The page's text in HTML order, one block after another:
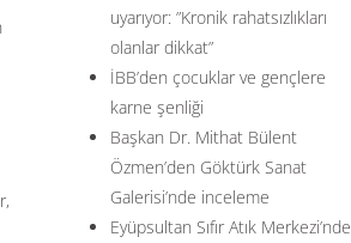
uyarıyor: ”Kronik rahatsızlıkları
olanlar dikkat”
İBB’den çocuklar ve gençlere
karne şenliği
Başkan Dr. Mithat Bülent
Özmen’den Göktürk Sanat
Galerisi’nde inceleme
Eyüpsultan Sıfır Atık Merkezi’nde